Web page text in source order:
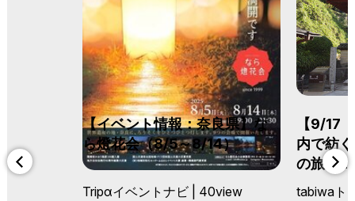
【イベント情報：奈良県】な
ら燈花会（8/5～8/14）
Tripαイベントナビ | 40view
【9/17
内で紡
の旅【2
tabiwaト